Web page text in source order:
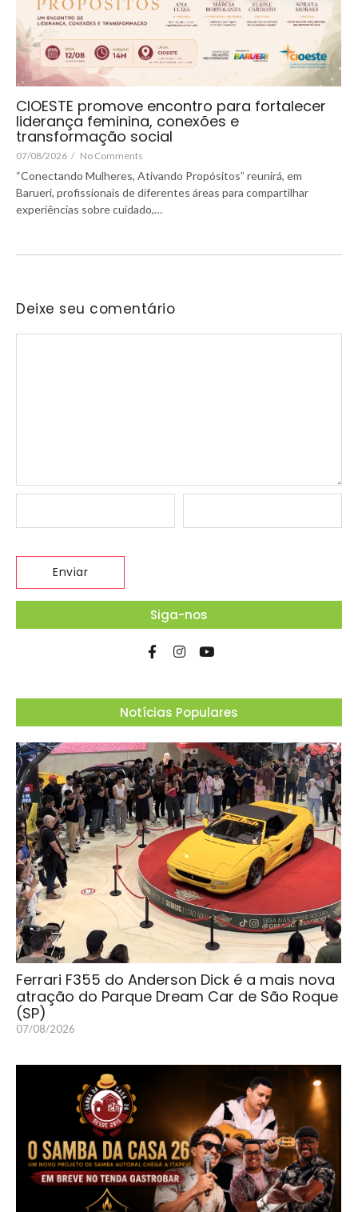
CIOESTE promove encontro para fortalecer
liderança feminina, conexões e
transformação social
07/08/2026 / No Comments
“Conectando Mulheres, Ativando Propósitos” reunirá, em
Barueri, profissionais de diferentes áreas para compartilhar
experiências sobre cuidado,…
Deixe seu comentário
Siga-nos
Notícias Populares
Ferrari F355 do Anderson Dick é a mais nova
atração do Parque Dream Car de São Roque
(SP)
07/08/2026